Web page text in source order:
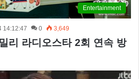
Entertainment
14:12:47 0 3,649
리 라디오스타 2회 연속 방